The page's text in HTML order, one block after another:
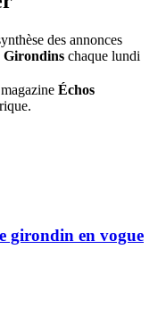
des annonces
Girondins chaque lundi
Échos
girondin en vogue